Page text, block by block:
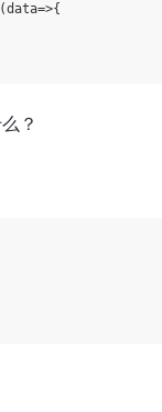
data=>{
？